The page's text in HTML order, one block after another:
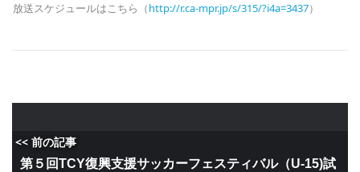
放送スケジュールはこちら（http://r.ca-mpr.jp/s/315/?i4a=3437）
<< 前の記事
第５回TCY復興支援サッカーフェスティバル（U-15)試